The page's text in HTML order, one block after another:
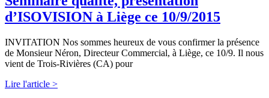
d’ISOVISION à Liège ce 10/9/2015
INVITATION Nos sommes heureux de vous confirmer la présence
de Monsieur Néron, Directeur Commercial, à Liège, ce 10/9. Il nous
vient de Trois-Rivières (CA) pour
Lire l'article >